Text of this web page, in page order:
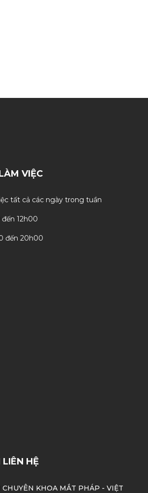
VIỆC
tất cả các ngày trong tuần
12h00
đến 20h00
HỆ
KHOA MẮT PHÁP - VIỆT